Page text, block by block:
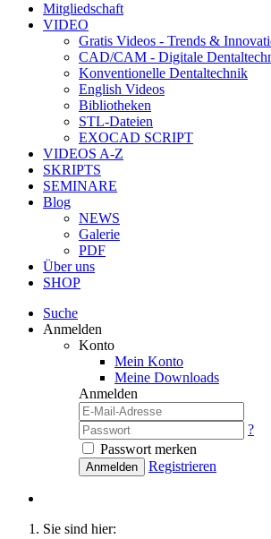
Mitgliedschaft
VIDEO
Gratis Videos - Trends &
CAD/CAM - Digitale
Konventionelle Dentaltechnik
English Videos
Bibliotheken
STL-Dateien
EXOCAD SCRIPT
VIDEOS A-Z
SKRIPTS
SEMINARE
Blog
NEWS
Galerie
PDF
Über uns
SHOP
Suche
Anmelden
Konto
Mein Konto
Meine Downloads
Anmelden
?
Passwort merken
Anmelden Registrieren
Sie sind hier: